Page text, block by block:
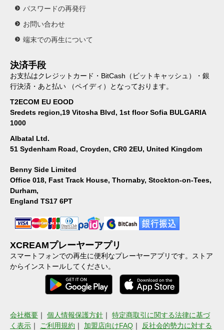
パスワードの再発行
お問い合わせ
端末での再生について
決済手段
お支払はクレジットカード・BitCash（ビットキャッシュ）・銀
行決済・あと払い （ペイディ）となっております。
T2ECOM EU EOOD
Sredets region,19 Vitosha Blvd, 1st floor Sofia BULGARIA
1000
Albatal Ltd.
51 Sydenham Road, Croyden, CR0 2EU, United Kingdom
Benny Side Limited
Office 018, Fast Track House, Thornaby, Stockton-on-Tees,
Durham,
England TS17 6PT
XCREAMプレーヤーアプリ
スマートフォンでの再生に便利なプレーヤーアプリです。ストア
からインストールしてください。
会社概要 ｜ 個人情報保護方針 ｜ 特定商取引に関する法律に基づ
く表示 ｜ ご利用規約 ｜ 加盟店向けFAQ ｜ 反社会的勢力に対する